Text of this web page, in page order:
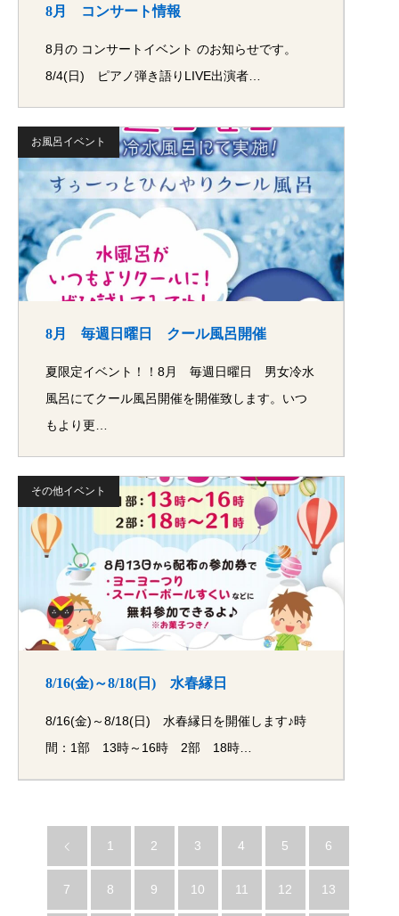
8月 コンサート情報
8月の コンサートイベント のお知らせです。
8/4(日) ピアノ弾き語りLIVE出演者…
お風呂イベント
8月 毎週日曜日 クール風呂開催
夏限定イベント！！8月 毎週日曜日 男女冷水
風呂にてクール風呂開催を開催致します。いつ
もより更…
その他イベント
8/16(金)～8/18(日) 水春縁日
8/16(金)～8/18(日) 水春縁日を開催します♪時
間：1部 13時～16時 2部 18時…
1 2 3 4 5 6
7 8 9 10 11 12 13